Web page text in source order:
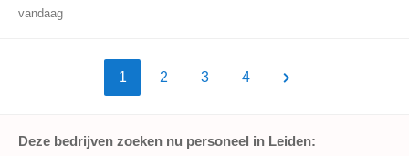
vandaag
1 2 3 4
Deze bedrijven zoeken nu personeel in Leiden: